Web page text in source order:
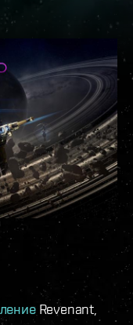
Revenant,